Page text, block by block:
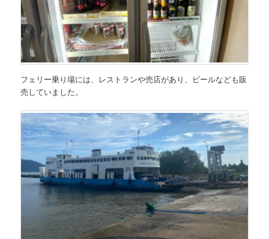
フェリー乗り場には、レストランや売店があり、ビールなども販
売していました。